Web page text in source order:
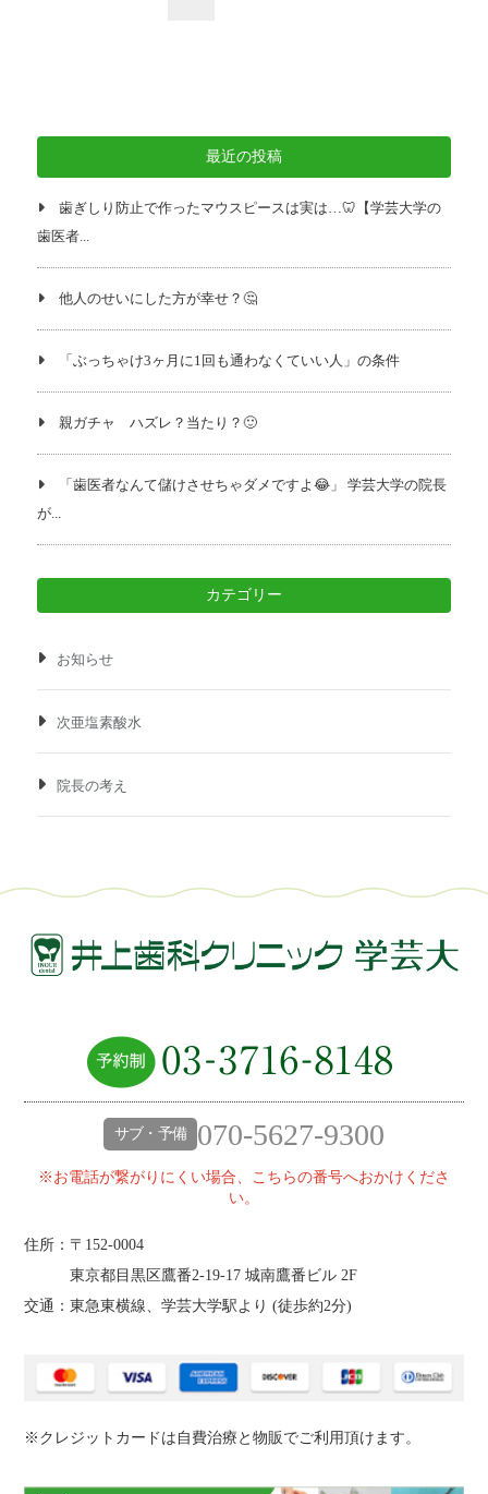
最近の投稿
歯ぎしり防止で作ったマウスピースは実は…🦷【学芸大学の
歯医者...
他人のせいにした方が幸せ？🤔
「ぶっちゃけ3ヶ月に1回も通わなくていい人」の条件
親ガチャ ハズレ？当たり？🙂
「歯医者なんて儲けさせちゃダメですよ😂」 学芸大学の院長
が...
カテゴリー
お知らせ
次亜塩素酸水
院長の考え
サブ・予備 070-5627-9300
※お電話が繋がりにくい場合、こちらの番号へおかけくださ
い。
住所：〒152-0004
東京都目黒区鷹番2‐19‐17 城南鷹番ビル 2F
交通：東急東横線、学芸大学駅より (徒歩約2分)
※クレジットカードは自費治療と物販でご利用頂けます。